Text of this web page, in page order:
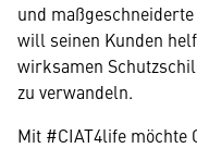
und
will seinen Kunden
wirksamen
zu verwandeln.
Mit #CIAT4life möchte